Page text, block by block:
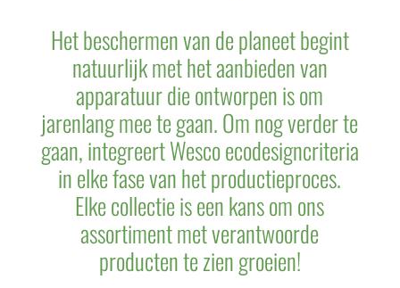
Het beschermen van de planeet begint
natuurlijk met het aanbieden van
apparatuur die ontworpen is om
jarenlang mee te gaan. Om nog verder te
gaan, integreert Wesco ecodesigncriteria
in elke fase van het productieproces.
Elke collectie is een kans om ons
assortiment met verantwoorde
producten te zien groeien!